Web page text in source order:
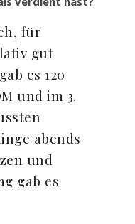
für
gut
es 120
und im 3.
abends
und
gab es